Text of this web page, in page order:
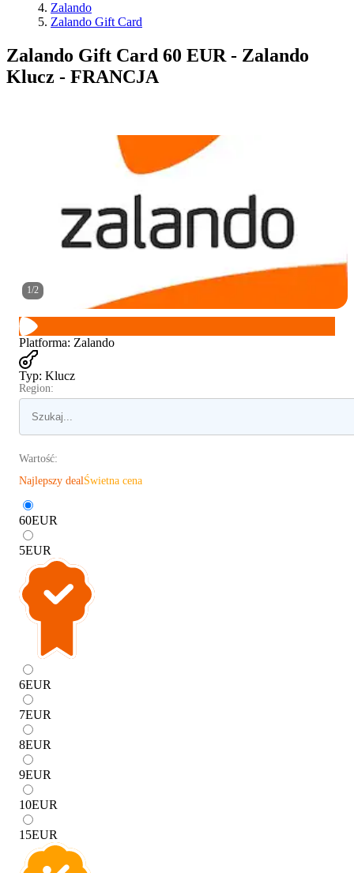
Zalando
Zalando Gift Card
Zalando Gift Card 60 EUR - Zalando
Klucz - FRANCJA
1/2
Platforma: Zalando
Typ: Klucz
Region:
Wartość:
Najlepszy deal Świetna cena
60EUR
5EUR
6EUR
7EUR
8EUR
9EUR
10EUR
15EUR